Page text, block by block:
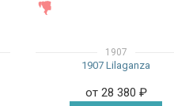
1907
1907 Lilaganza
от 28 380 ₽